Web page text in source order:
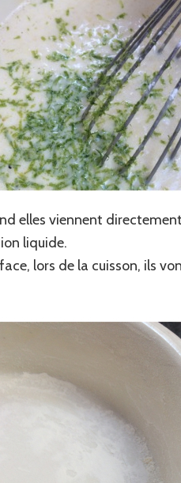
elles viennent
liquide.
lors de la cuisson, ils